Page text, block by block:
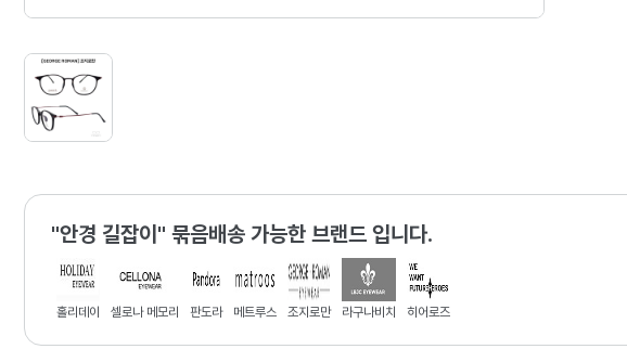
"안경 길잡이" 묶음배송 가능한 브랜드 입니다.
홀리데이 셀로나 메모리 판도라 메트루스 조지로만 라구나비치 히어로즈